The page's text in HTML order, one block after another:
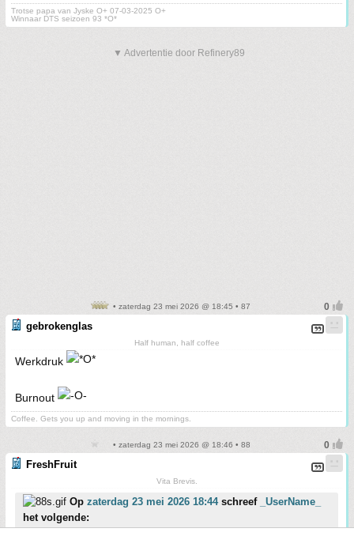
Trotse papa van Jyske O+ 07-03-2025 O+
Winnaar DTS seizoen 93 *O*
▼ Advertentie door Refinery89
• zaterdag 23 mei 2026 @ 18:45 • 87
gebrokenglas
Half human, half coffee
Werkdruk
Burnout
Coffee. Gets you up and moving in the mornings.
• zaterdag 23 mei 2026 @ 18:46 • 88
FreshFruit
Vita Brevis.
Op zaterdag 23 mei 2026 18:44schreef
_UserName_
het volgende: